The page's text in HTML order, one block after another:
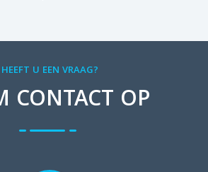
HEEFT U EEN VRAAG?
CONTACT OP